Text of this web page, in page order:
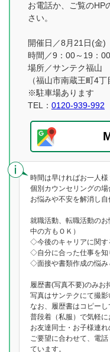
お電話か、ご覧のHP
さい。
開催日／8月21日(金)
時間／9：00～19：00
場所／サンテク福山
（福山市南蔵王町4丁
※駐車場あります
TEL： 0120-939-992
時間は早ければお一人様
個別カウンセリングの
お悩みや不安を解消し自
就職活動、転職活動の
中の方もＯＫ）
◇今後のキャリアに関す
◇自分に合った仕事を知
◇面接や書類作成の悩み
履歴書(写真不要)のみお
写真はサンテクにて撮影
なお、履歴書はコピーし
普段着（私服）で気軽に
お友達同士・お子様連れ
ご要望に合わせて、電
ています。